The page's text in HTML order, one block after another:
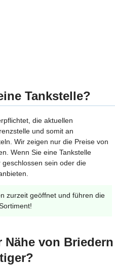
Tankstelle?
die aktuellen
und somit an
Wir zeigen nur die Preise von
Wenn Sie eine Tankstelle
sein oder die
zurzeit geöffnet und führen die
von Briedern